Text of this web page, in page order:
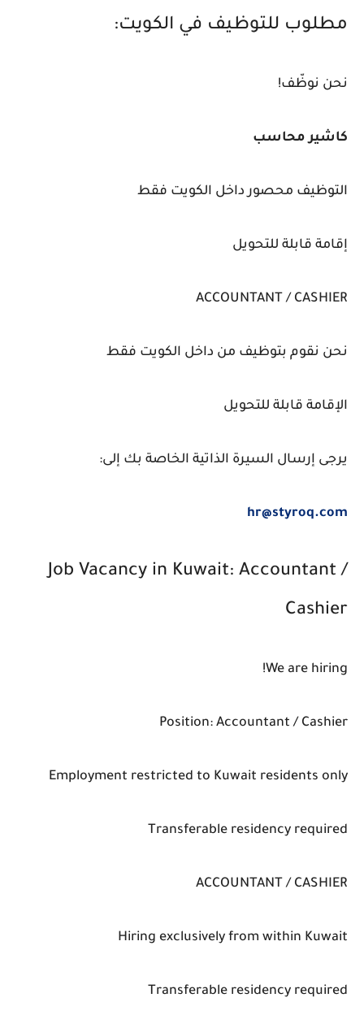
مطلوب للتوظيف في الكويت:
نحن نوظّف!
كاشير محاسب
التوظيف محصور داخل الكويت فقط
إقامة قابلة للتحويل
ACCOUNTANT / CASHIER
نحن نقوم بتوظيف من داخل الكويت فقط
الإقامة قابلة للتحويل
يرجى إرسال السيرة الذاتية الخاصة بك إلى:
hr@styroq.com
Job Vacancy in Kuwait: Accountant /
Cashier
We are hiring!
Position: Accountant / Cashier
Employment restricted to Kuwait residents only
Transferable residency required
ACCOUNTANT / CASHIER
Hiring exclusively from within Kuwait
Transferable residency required